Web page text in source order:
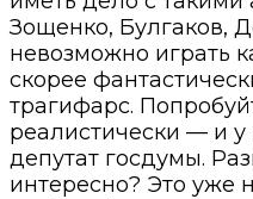
Зощенко, Булгаков,
невозможно играть
скорее
трагифарс.
реалистически — и
депутат госдумы.
интересно? Это уже